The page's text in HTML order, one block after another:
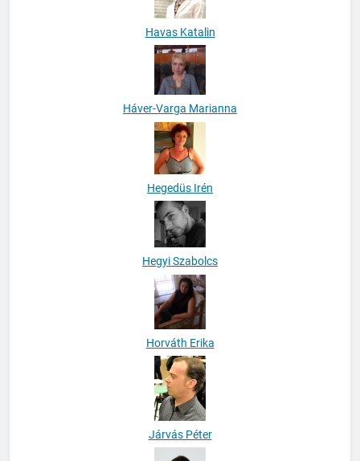
Havas Katalin
Háver-Varga Marianna
Hegedüs Irén
Hegyi Szabolcs
Horváth Erika
Járvás Péter